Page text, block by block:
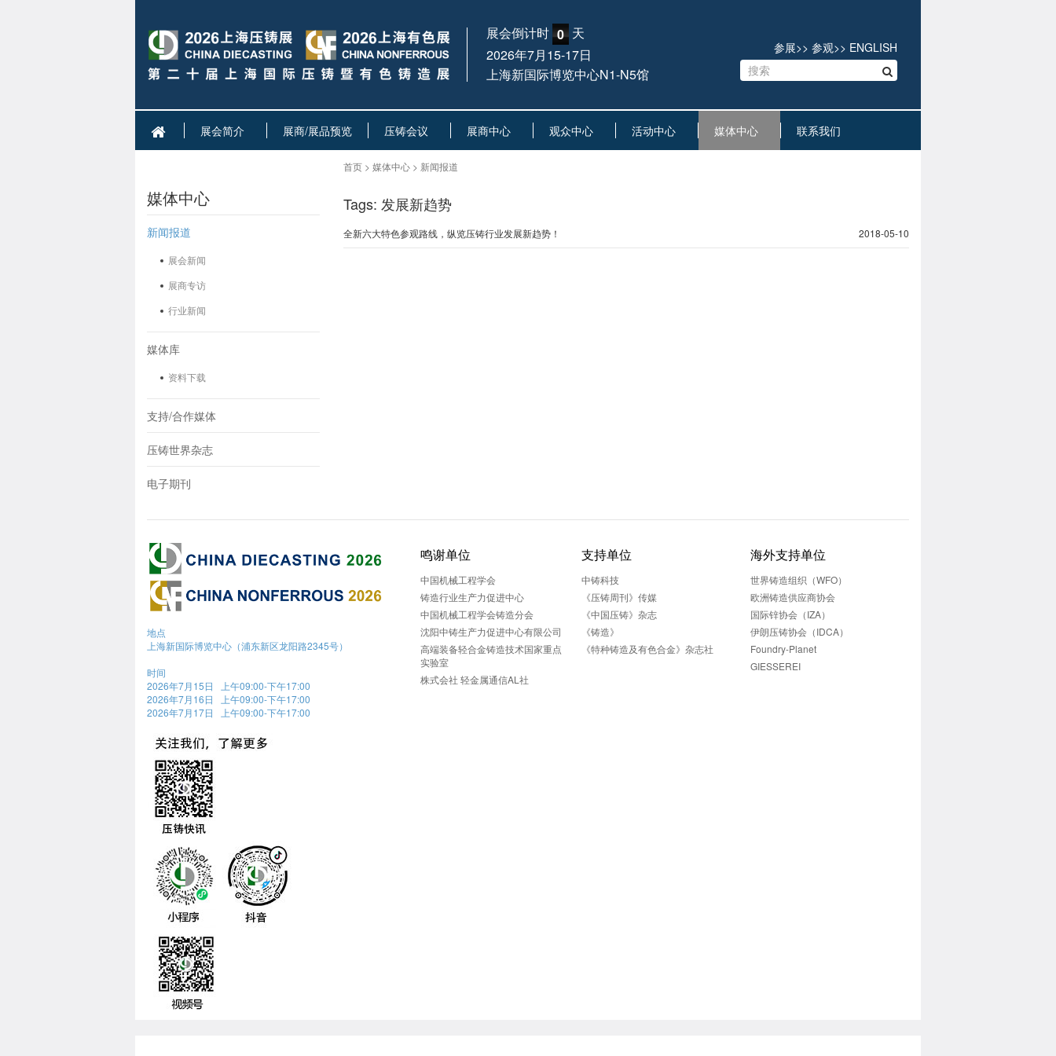
展会倒计时 0 天
2026年7月15-17日
上海新国际博览中心N1-N5馆
参展>> 参观>> ENGLISH
展会简介 展商/展品预览 压铸会议 展商中心 观众中心 活动中心 媒体中心 联系我们
媒体中心
新闻报道
展会新闻
展商专访
行业新闻
媒体库
资料下载
支持/合作媒体
压铸世界杂志
电子期刊
首页 > 媒体中心 > 新闻报道
Tags: 发展新趋势
2018-05-10
全新六大特色参观路线，纵览压铸行业发展新趋势！
地点
上海新国际博览中心（浦东新区龙阳路2345号）
时间
2026年7月15日 上午09:00-下午17:00
2026年7月16日 上午09:00-下午17:00
2026年7月17日 上午09:00-下午17:00
鸣谢单位
中国机械工程学会
铸造行业生产力促进中心
中国机械工程学会铸造分会
沈阳中铸生产力促进中心有限公司
高端装备轻合金铸造技术国家重点
实验室
株式会社 轻金属通信AL社
支持单位
中铸科技
《压铸周刊》传媒
《中国压铸》杂志
《铸造》
《特种铸造及有色合金》杂志社
海外支持单位
世界铸造组织（WFO）
欧洲铸造供应商协会
国际锌协会（IZA）
伊朗压铸协会（IDCA）
Foundry-Planet
GIESSEREI